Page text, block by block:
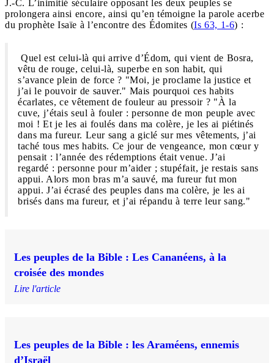
J.-C. L’inimitié séculaire opposant les deux peuples se
prolongera ainsi encore, ainsi qu’en témoigne la parole acerbe
du prophète Isaïe à l’encontre des Édomites (Is 63, 1-6) :
Quel est celui-là qui arrive d’Édom, qui vient de Bosra,
vêtu de rouge, celui-là, superbe en son habit, qui
s’avance plein de force ? "Moi, je proclame la justice et
j’ai le pouvoir de sauver." Mais pourquoi ces habits
écarlates, ce vêtement de fouleur au pressoir ? "À la
cuve, j’étais seul à fouler : personne de mon peuple avec
moi ! Et je les ai foulés dans ma colère, je les ai piétinés
dans ma fureur. Leur sang a giclé sur mes vêtements, j’ai
taché tous mes habits. Ce jour de vengeance, mon cœur y
pensait : l’année des rédemptions était venue. J’ai
regardé : personne pour m’aider ; stupéfait, je restais sans
appui. Alors mon bras m’a sauvé, ma fureur fut mon
appui. J’ai écrasé des peuples dans ma colère, je les ai
brisés dans ma fureur, et j’ai répandu à terre leur sang."
Les peuples de la Bible : Les Cananéens, à la
croisée des mondes
Lire l'article
Les peuples de la Bible : les Araméens, ennemis
d’Israël